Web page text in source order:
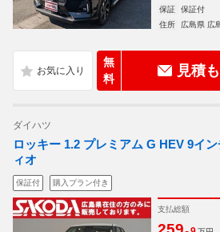
保証
保証付
住所
広島県 広
無
料
見積
ダイハツ
ロッキー 1.2 プレミアム G HEV 9イ
ィオ
保証付 購入プラン付き
支払総額